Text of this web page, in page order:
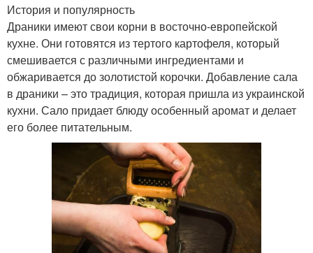
История и популярность
Драники имеют свои корни в восточно-европейской
кухне. Они готовятся из тертого картофеля, который
смешивается с различными ингредиентами и
обжаривается до золотистой корочки. Добавление сала
в драники – это традиция, которая пришла из украинской
кухни. Сало придает блюду особенный аромат и делает
его более питательным.